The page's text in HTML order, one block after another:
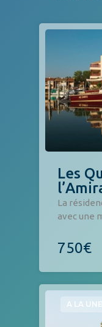
Les
La
avec une
750€
A LA UNE